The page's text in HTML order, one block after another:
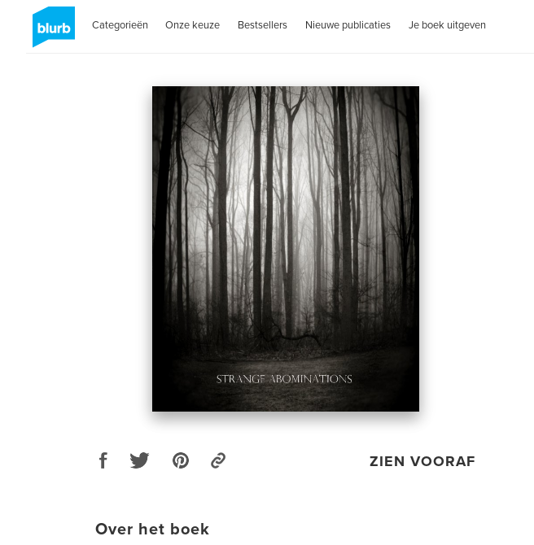
Categorieën Onze keuze Bestsellers Nieuwe publicaties Je boek uitgeven
ZIEN VOORAF
Over het boek